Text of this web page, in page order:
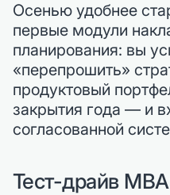
Осенью удобнее
первые модули
планирования: вы
«перепрошить»
продуктовый
закрытия года — и
согласованной
Тест-драйв